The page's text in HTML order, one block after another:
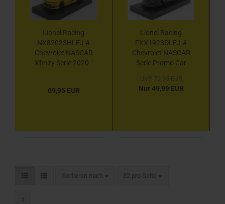
Lionel Racing
NX82023HLEJ #
Chevrolet NASCAR
Xfinity Serie 2020 "
Homestead Miami "
69,95 EUR
Lionel Racing
FXX1923DLEJ #
Chevrolet NASCAR
Serie Promo Car
Earnhardt JR - Dale
Jr. Download / Dirty
UVP 79,95 EUR
Nur 49,99 EUR
Sortieren nach
Sortieren nach 32 pro Seite
pro Seite
1